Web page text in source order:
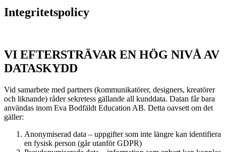
Integritetspolicy
VI EFTERSTRÄVAR EN HÖG NIVÅ AV
DATASKYDD
Vid samarbete med partners (kommunikatörer, designers, kreatörer
och liknande) råder sekretess gällande all kunddata. Datan får bara
användas inom Eva Bodfäldt Education AB. Detta oavsett om det
gäller:
Anonymiserad data – uppgifter som inte längre kan identifiera
en fysisk person (går utanför GDPR)